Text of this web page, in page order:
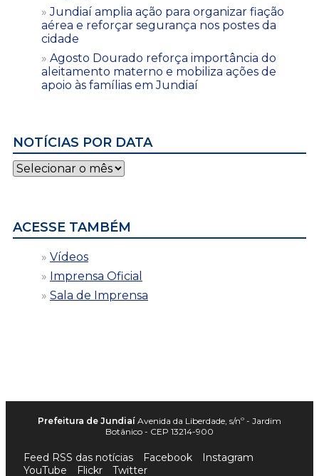
Jundiaí amplia ação para organizar fiação
aérea e reforçar segurança nos postes da
cidade
Agosto Dourado reforça importância do
aleitamento materno e mobiliza ações de
apoio às famílias em Jundiaí
NOTÍCIAS POR DATA
Notícias
por
ACESSE TAMBÉM
Vídeos
Imprensa Oficial
Sala de Imprensa
Prefeitura de Jundiaí Avenida da Liberdade, s/nº - Jardim
Botânico - CEP 13214-900
Feed RSS das notícias Facebook
Instagram
YouTube
Flickr Twitter